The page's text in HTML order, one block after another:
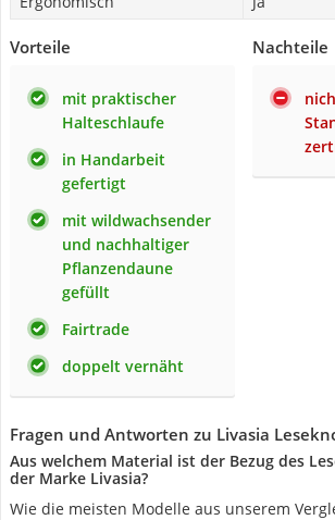
Vorteile
mit praktischer
Halteschlaufe
in Handarbeit
gefertigt
mit wildwachsender
und nachhaltiger
Pflanzendaune
gefüllt
Fairtrade
doppelt vernäht
Nachteile
Fragen und Antworten zu Livasia
Aus welchem Material ist der Bezug des
der Marke Livasia?
Wie die meisten Modelle aus unserem